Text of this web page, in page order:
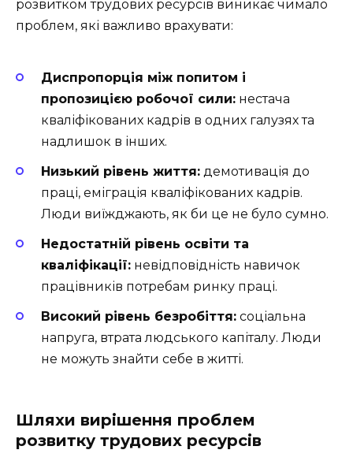
розвитком трудових ресурсів виникає чимало
проблем, які важливо врахувати:
Диспропорція між попитом і
пропозицією робочої сили: нестача
кваліфікованих кадрів в одних галузях та
надлишок в інших.
Низький рівень життя: демотивація до
праці, еміграція кваліфікованих кадрів.
Люди виїжджають, як би це не було сумно.
Недостатній рівень освіти та
кваліфікації: невідповідність навичок
працівників потребам ринку праці.
Високий рівень безробіття: соціальна
напруга, втрата людського капіталу. Люди
не можуть знайти себе в житті.
Шляхи вирішення проблем
розвитку трудових ресурсів